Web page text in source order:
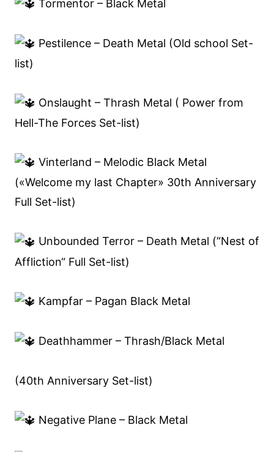
Tormentor – Black Metal
Pestilence – Death Metal (Old school Set-
list)
Onslaught – Thrash Metal ( Power from
Hell-The Forces Set-list)
Vinterland – Melodic Black Metal
(«Welcome my last Chapter» 30th Anniversary
Full Set-list)
Unbounded Terror – Death Metal (“Nest of
Affliction“ Full Set-list)
Kampfar – Pagan Black Metal
Deathhammer – Thrash/Black Metal
(40th Anniversary Set-list)
Negative Plane – Black Metal